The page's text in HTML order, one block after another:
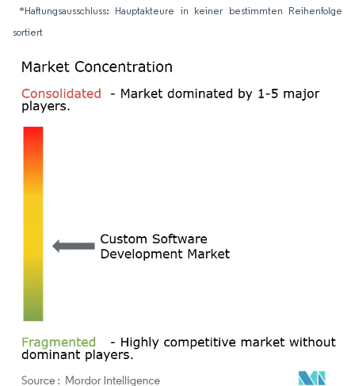
*Haftungsausschluss: Hauptakteure in keiner bestimmten Reihenfolge
sortiert